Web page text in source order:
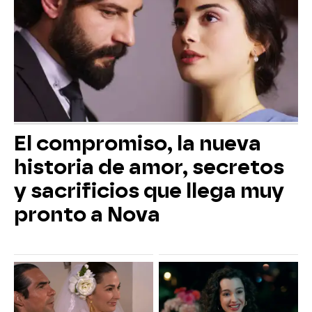
El compromiso, la nueva
historia de amor, secretos
y sacrificios que llega muy
pronto a Nova